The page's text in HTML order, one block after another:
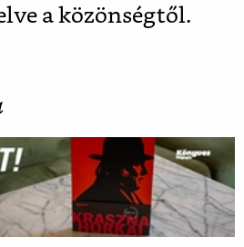
a közönségtől.